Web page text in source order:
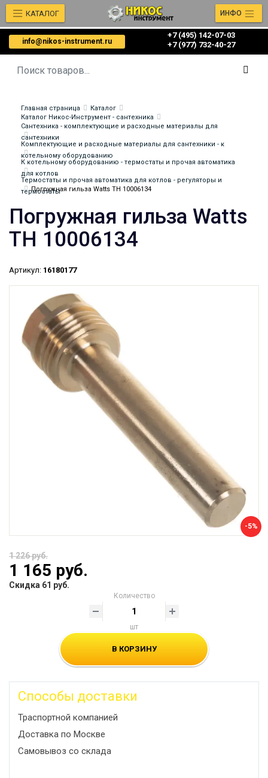
info@nikos-instrument.ru
+7 (495) 142-07-03
‎‎+7 (977) 732-40-27
КАТАЛОГ ИНФО
Главная страница
Каталог
Каталог Никос-Инструмент - сантехника
Сантехника - комплектующие и расходные материалы для
сантехники
Комплектующие и расходные материалы для сантехники - к
котельному оборудованию
К котельному оборудованию - термостаты и прочая автоматика
для котлов
Термостаты и прочая автоматика для котлов - регуляторы и
термостаты
Погружная гильза Watts TH 10006134
Погружная гильза Watts
TH 10006134
Артикул: 16180177
-5%
1 226 руб.
1 165 руб.
Скидка 61 руб.
Количество
шт
В КОРЗИНУ
Способы доставки
Траспортной компанией
Доставка по Москве
Самовывоз со склада